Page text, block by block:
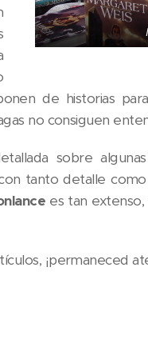
de historias
no consiguen
sobre
tanto detalle
es tan extenso,
¡permaneced